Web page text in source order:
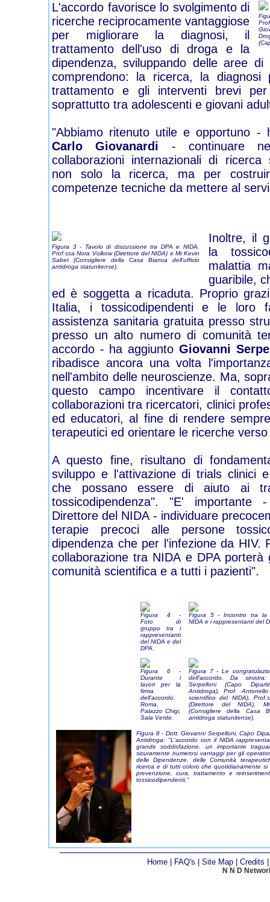
L'accordo favorisce lo svolgimento di
ricerche reciprocamente vantaggiose
per migliorare la diagnosi, il
trattamento dell'uso di droga e la
dipendenza, sviluppando delle aree
comprendono: la ricerca, la diagnosi
trattamento e gli interventi brevi
soprattutto tra adolescenti e giovani
"Abbiamo ritenuto utile e opportuno
Carlo Giovanardi - continuare
collaborazioni internazionali di
non solo la ricerca, ma per
competenze tecniche da mettere al
Figura 3 - Tavolo di discussione tra DPA e NIDA.
Prof.ssa Nora Volkow (Direttore del NIDA) e Mr Kevin
Sabet (Consigliere della Casa Bianca dell'ufficio
antidroga statunitense).
Inoltre, il
la
malattia
guaribile,
ed è soggetta a ricaduta. Proprio
Italia, i tossicodipendenti e le loro
assistenza sanitaria gratuita presso
presso un alto numero di comunità
accordo - ha aggiunto Giovanni
ribadisce ancora una volta
nell'ambito delle neuroscienze. Ma,
questo campo incentivare il
collaborazioni tra ricercatori, clinici
ed educatori, al fine di rendere
terapeutici ed orientare le ricerche
A questo fine, risultano di
sviluppo e l'attivazione di trials clinici
che possano essere di aiuto ai
tossicodipendenza". "E'
Direttore del NIDA - individuare
terapie precoci alle persone
dipendenza che per l'infezione da HIV.
collaborazione tra NIDA e DPA
comunità scientifica e a tutti i pazienti".
Figura 4 -
Foto di
gruppo tra i
rappresentanti
del NIDA e del
DPA.
Figura 5 - Incontro tra la
NIDA e i rappresentanti del
Figura 6 -
Durante i
lavori per la
firma
dell'accordo.
Roma,
Palazzo Chigi,
Sala Verde.
Figura 7 - Le
dell'accordo. Da
Serpelloni (Capo
Antidroga), Prof.
scientifico del NIDA),
(Direttore del NIDA),
(Consigliere della Casa
antidroga statunitense).
Figura 8 - Dott. Giovanni Serpelloni, Capo
Antidroga: "L'accordo con il NIDA
grande soddisfazione, un importante
sicuramente numerosi vantaggi per gli
delle Dipendenze, delle Comunità
ricerca e di tutti coloro che quotidianamente si
prevenzione, cura, trattamento e
tossicodipendenti."
Home| FAQ's Site Map| Credits
N N D